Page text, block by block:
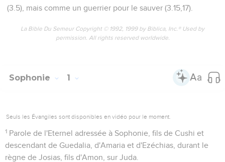
(3.5), mais comme un guerrier pour le sauver (3.15,17).
La Bible Du Semeur Copyright © 1992, 1999 by Biblica, Inc.® Used by
permission. All rights reserved worldwide.
Sophonie 1
Seuls les Évangiles sont disponibles en vidéo pour le moment.
1 Parole de l'Eternel adressée à Sophonie, fils de Cushi et
descendant de Guedalia, d'Amaria et d'Ezéchias, durant le
règne de Josias, fils d'Amon, sur Juda.